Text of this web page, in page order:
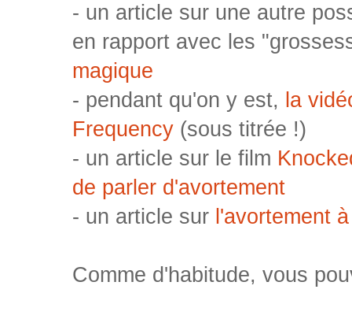
- un article sur une autre
en rapport avec les
magique
- pendant qu'on y est, la
Frequency (sous titrée !)
- un article sur le film
de parler d'avortement
- un article sur l'avortement
Comme d'habitude, vous